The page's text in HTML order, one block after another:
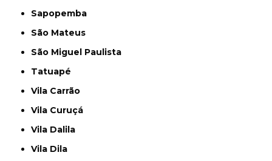
Sapopemba
São Mateus
São Miguel Paulista
Tatuapé
Vila Carrão
Vila Curuçá
Vila Dalila
Vila Dila